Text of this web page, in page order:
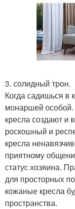
3. солидный трон.
Когда садишься в
монаршей
кресла создают и
роскошный и
кресла
приятному
статус хозяина.
для просторных
кожаные кресла
пространства.